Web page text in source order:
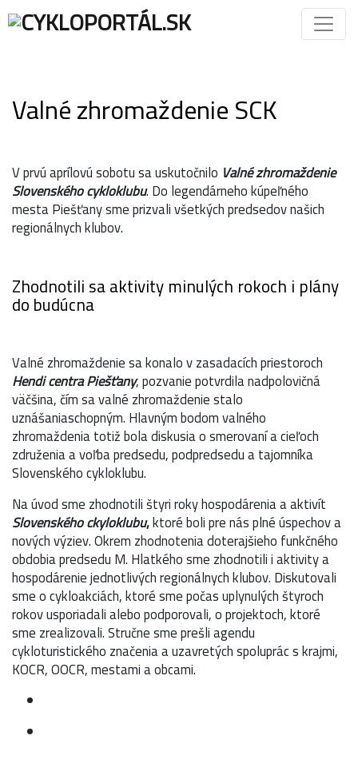
Valné zhromaždenie SCK
V prvú aprílovú sobotu sa uskutočnilo Valné zhromaždenie
Slovenského cykloklubu. Do legendárneho kúpeľného
mesta Piešťany sme prizvali všetkých predsedov našich
regionálnych klubov.
Zhodnotili sa aktivity minulých rokoch i plány
do budúcna
Valné zhromaždenie sa konalo v zasadacích priestoroch
Hendi centra Piešťany, pozvanie potvrdila nadpolovičná
väčšina, čím sa valné zhromaždenie stalo
uznášaniaschopným. Hlavným bodom valného
zhromaždenia totiž bola diskusia o smerovaní a cieľoch
združenia a voľba predsedu, podpredsedu a tajomníka
Slovenského cykloklubu.
Na úvod sme zhodnotili štyri roky hospodárenia a aktivít
Slovenského ckyloklubu,ktoré boli pre nás plné úspechov a
nových výziev. Okrem zhodnotenia doterajšieho funkčného
obdobia predsedu M. Hlatkého sme zhodnotili i aktivity a
hospodárenie jednotlivých regionálnych klubov. Diskutovali
sme o cykloakciách, ktoré sme počas uplynulých štyroch
rokov usporiadali alebo podporovali, o projektoch, ktoré
sme zrealizovali. Stručne sme prešli agendu
cykloturistického značenia a uzavretých spoluprác s krajmi,
KOCR, OOCR, mestami a obcami.